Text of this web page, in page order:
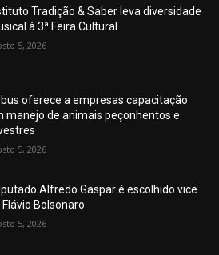
Tradição & Saber leva diversidade
à 3ª Feira Cultural
5, 2026
oferece a empresas capacitação
manejo de animais peçonhentos e
5, 2026
Alfredo Gaspar é escolhido vice
Flávio Bolsonaro
5, 2026